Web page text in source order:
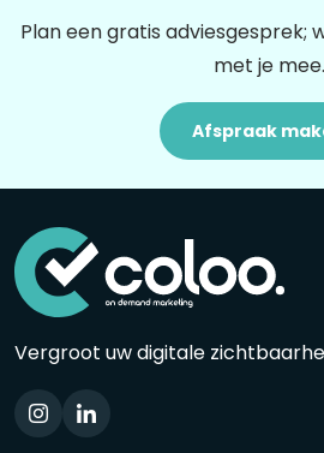
Plan een gratis adviesgesprek;
met je mee.
Afspraak
Vergroot uw digitale